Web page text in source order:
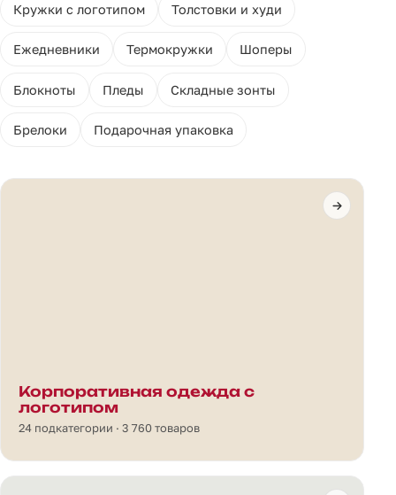
Кружки с логотипом Толстовки и худи
Ежедневники Термокружки Шоперы
Блокноты Пледы Складные зонты
Брелоки Подарочная упаковка
Корпоративная одежда с
логотипом
24 подкатегории · 3 760 товаров